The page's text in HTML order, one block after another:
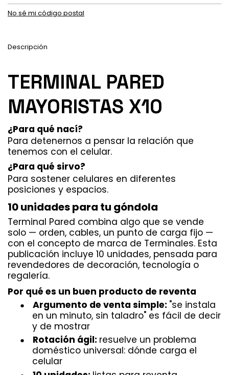
No sé mi código postal
Descripción
TERMINAL PARED
MAYORISTAS X10
¿Para qué nací?
Para detenernos a pensar la relación que
tenemos con el celular.
¿Para qué sirvo?
Para sostener celulares en diferentes
posiciones y espacios.
10 unidades para tu góndola
Terminal Pared combina algo que se vende
solo — orden, cables, un punto de carga fijo —
con el concepto de marca de Terminales. Esta
publicación incluye 10 unidades, pensada para
revendedores de decoración, tecnología o
regalería.
Por qué es un buen producto de reventa
● Argumento de venta simple: "se instala
en un minuto, sin taladro" es fácil de decir
y de mostrar
● Rotación ágil: resuelve un problema
doméstico universal: dónde carga el
celular